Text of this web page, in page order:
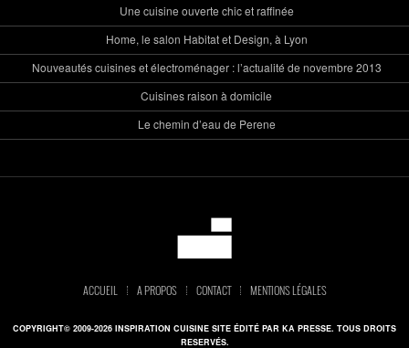
Une cuisine ouverte chic et raffinée
Home, le salon Habitat et Design, à Lyon
Nouveautés cuisines et électroménager : l’actualité de novembre 2013
Cuisines raison à domicile
Le chemin d’eau de Perene
ACCUEIL A PROPOS CONTACT MENTIONS LÉGALES
COPYRIGHT© 2009-2026 INSPIRATION CUISINE SITE ÉDITÉ PAR KA PRESSE. TOUS DROITS
RESERVÉS.